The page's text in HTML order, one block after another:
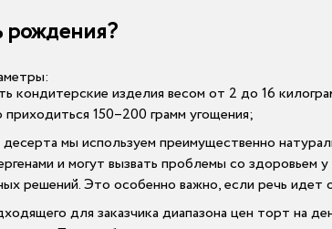
рождения?
кондитерские изделия весом от 2 до 16
150–200 грамм угощения;
десерта мы используем преимущественно
и могут вызвать проблемы со здоровьем
решений. Это особенно важно, если речь
для заказчика диапазона цен торт на